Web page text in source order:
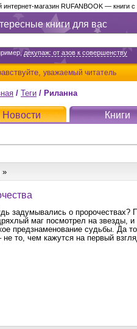
книги для вас
декупаж: от азов к совершенству
уважаемый читатель
интернет-магазин RUFANBOOK — книги
/ Теги / Риланна
Новости
Книги
»
задумывались о пророчествах?
маг посмотрел на звезды, и
предзнаменование судьбы. Да
не то, чем кажутся на первый